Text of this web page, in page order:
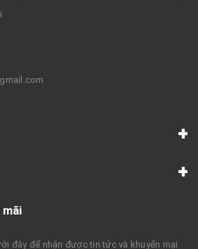
đây để nhận được tin tức và khuyến mại